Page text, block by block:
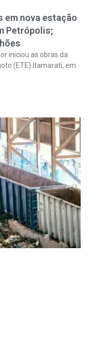
em nova estação
Petrópolis;
iniciou as obras da
(ETE) Itamarati, em